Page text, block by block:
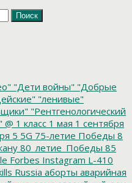
"Дети войны" "Добрые
"ленивые"
"Рентгенологический
@ 1 класс 1 мая 1 сентября
5 5G 75-летие Победы 8
80_летие_Победы 85
Forbes Instagram L-410
Russia аборты аварийная